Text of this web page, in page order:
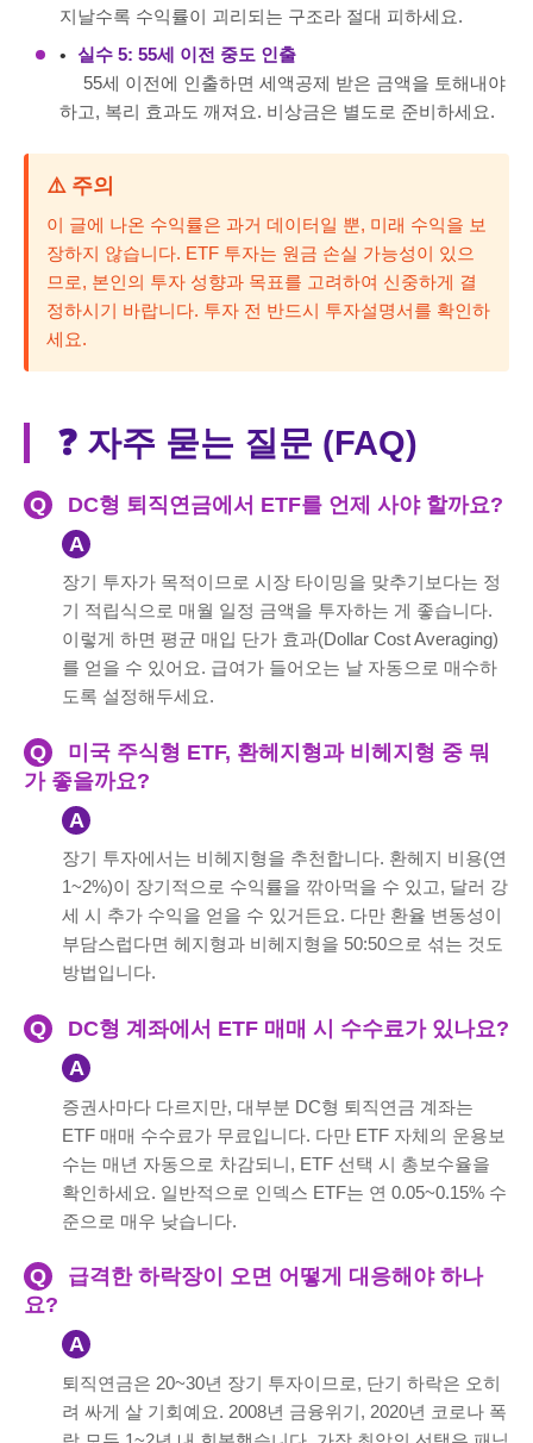
지날수록 수익률이 괴리되는 구조라 절대 피하세요.
실수 5: 55세 이전 중도 인출
55세 이전에 인출하면 세액공제 받은 금액을 토해내야
하고, 복리 효과도 깨져요. 비상금은 별도로 준비하세요.
⚠️ 주의
이 글에 나온 수익률은 과거 데이터일 뿐, 미래 수익을 보
장하지 않습니다. ETF 투자는 원금 손실 가능성이 있으
므로, 본인의 투자 성향과 목표를 고려하여 신중하게 결
정하시기 바랍니다. 투자 전 반드시 투자설명서를 확인하
세요.
❓ 자주 묻는 질문 (FAQ)
Q
DC형 퇴직연금에서 ETF를 언제 사야 할까요?
A
장기 투자가 목적이므로 시장 타이밍을 맞추기보다는 정
기 적립식으로 매월 일정 금액을 투자하는 게 좋습니다.
이렇게 하면 평균 매입 단가 효과(Dollar Cost Averaging)
를 얻을 수 있어요. 급여가 들어오는 날 자동으로 매수하
도록 설정해두세요.
Q
미국 주식형 ETF, 환헤지형과 비헤지형 중 뭐
가 좋을까요?
A
장기 투자에서는 비헤지형을 추천합니다. 환헤지 비용(연
1~2%)이 장기적으로 수익률을 깎아먹을 수 있고, 달러 강
세 시 추가 수익을 얻을 수 있거든요. 다만 환율 변동성이
부담스럽다면 헤지형과 비헤지형을 50:50으로 섞는 것도
방법입니다.
Q
DC형 계좌에서 ETF 매매 시 수수료가 있나요?
A
증권사마다 다르지만, 대부분 DC형 퇴직연금 계좌는
ETF 매매 수수료가 무료입니다. 다만 ETF 자체의 운용보
수는 매년 자동으로 차감되니, ETF 선택 시 총보수율을
확인하세요. 일반적으로 인덱스 ETF는 연 0.05~0.15% 수
준으로 매우 낮습니다.
Q
급격한 하락장이 오면 어떻게 대응해야 하나
요?
A
퇴직연금은 20~30년 장기 투자이므로, 단기 하락은 오히
려 싸게 살 기회예요. 2008년 금융위기, 2020년 코로나 폭